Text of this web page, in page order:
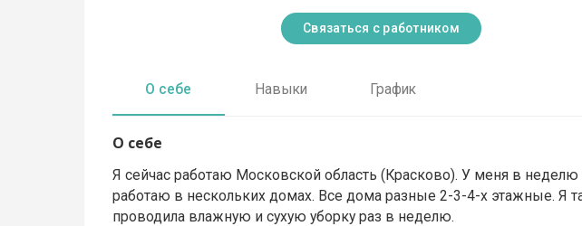
Связаться с работником
О себе Навыки График
О себе
Я сейчас работаю Московской область (Красково). У меня в
работаю в нескольких домах. Все дома разные 2-3-4-х этажные. Я
проводила влажную и сухую уборку раз в неделю.